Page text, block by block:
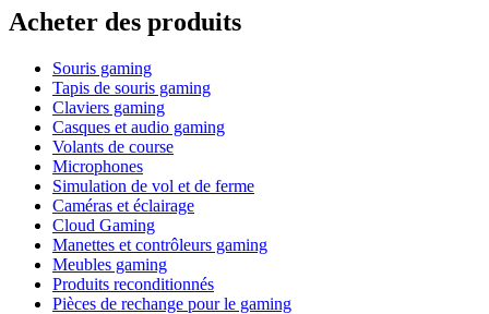
Acheter des produits
Souris gaming
Tapis de souris gaming
Claviers gaming
Casques et audio gaming
Volants de course
Microphones
Simulation de vol et de ferme
Caméras et éclairage
Cloud Gaming
Manettes et contrôleurs gaming
Meubles gaming
Produits reconditionnés
Pièces de rechange pour le gaming